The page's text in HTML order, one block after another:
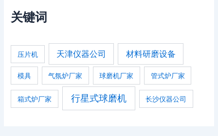
关键词
压片机 天津仪器公司 材料研磨设备
模具 气氛炉厂家 球磨机厂家 管式炉厂家
箱式炉厂家 行星式球磨机 长沙仪器公司